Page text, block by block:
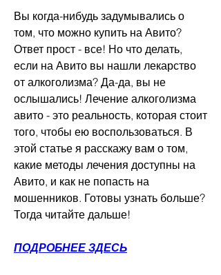
Вы когда-нибудь задумывались о
том, что можно купить на Авито?
Ответ прост - все! Но что делать,
если на Авито вы нашли лекарство
от алкоголизма? Да-да, вы не
ослышались! Лечение алкоголизма
авито - это реальность, которая стоит
того, чтобы ею воспользоваться. В
этой статье я расскажу вам о том,
какие методы лечения доступны на
Авито, и как не попасть на
мошенников. Готовы узнать больше?
Тогда читайте дальше!
ПОДРОБНЕЕ ЗДЕСЬ